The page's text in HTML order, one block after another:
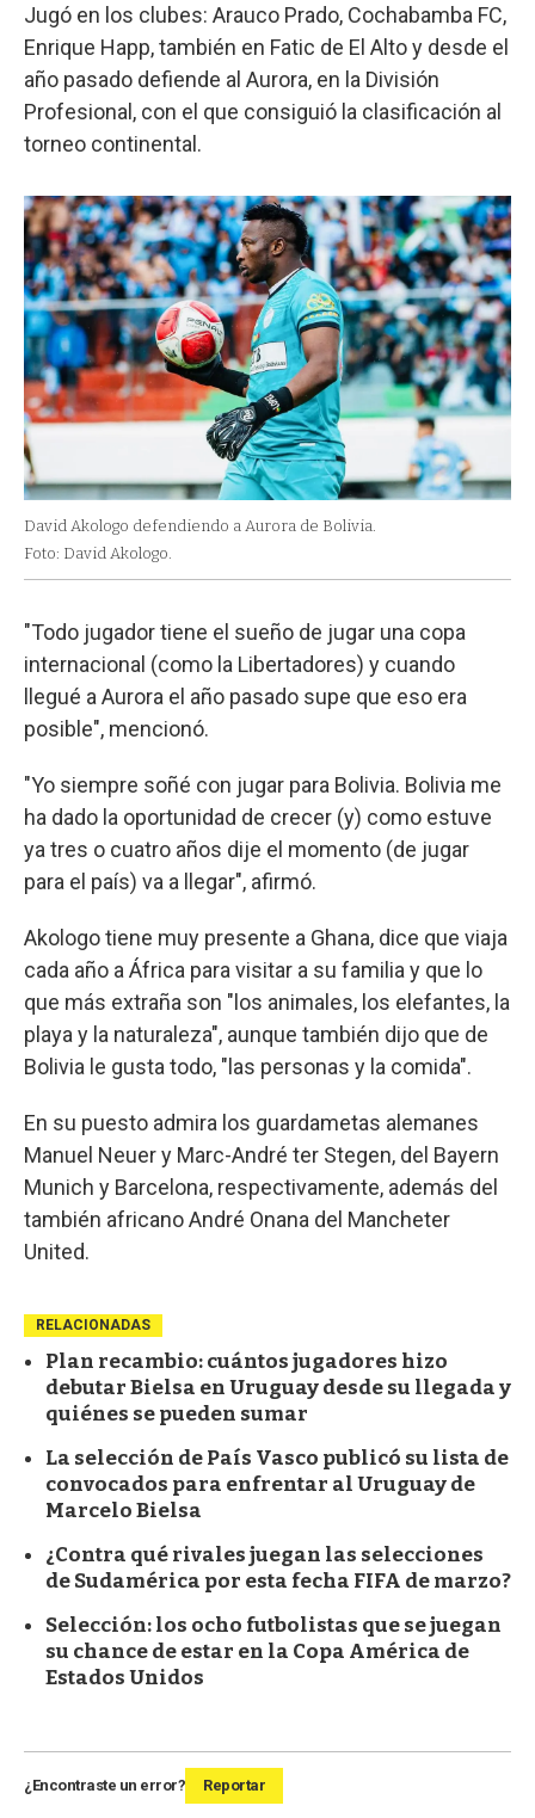
Jugó en los clubes: Arauco Prado, Cochabamba FC,
Enrique Happ, también en Fatic de El Alto y desde el
año pasado defiende al Aurora, en la División
Profesional, con el que consiguió la clasificación al
torneo continental.
David Akologo defendiendo a Aurora de Bolivia.
Foto: David Akologo.
"Todo jugador tiene el sueño de jugar una copa
internacional (como la Libertadores) y cuando
llegué a Aurora el año pasado supe que eso era
posible", mencionó.
"Yo siempre soñé con jugar para Bolivia. Bolivia me
ha dado la oportunidad de crecer (y) como estuve
ya tres o cuatro años dije el momento (de jugar
para el país) va a llegar", afirmó.
Akologo tiene muy presente a Ghana, dice que viaja
cada año a África para visitar a su familia y que lo
que más extraña son "los animales, los elefantes, la
playa y la naturaleza", aunque también dijo que de
Bolivia le gusta todo, "las personas y la comida".
En su puesto admira los guardametas alemanes
Manuel Neuer y Marc-André ter Stegen, del Bayern
Munich y Barcelona, respectivamente, además del
también africano André Onana del Mancheter
United.
RELACIONADAS
Plan recambio: cuántos jugadores hizo
debutar Bielsa en Uruguay desde su llegada y
quiénes se pueden sumar
La selección de País Vasco publicó su lista de
convocados para enfrentar al Uruguay de
Marcelo Bielsa
¿Contra qué rivales juegan las selecciones
de Sudamérica por esta fecha FIFA de marzo?
Selección: los ocho futbolistas que se juegan
su chance de estar en la Copa América de
Estados Unidos
¿Encontraste un error? Reportar